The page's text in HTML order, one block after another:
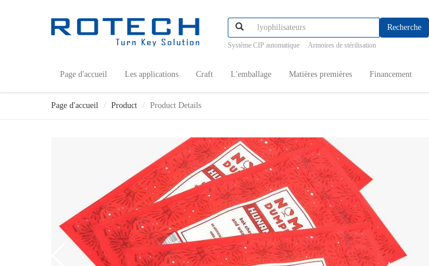
Recherche
Système CIP automatique Armoires de stérilisation
Page d'accueil Les applications Craft L'emballage Matières premières Financement
Page d'accueil Product Product Details